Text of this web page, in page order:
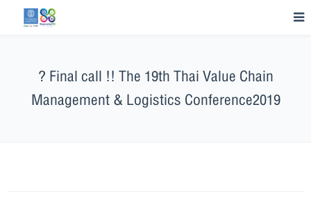
? Final call !! The 19th Thai Value Chain
Management & Logistics Conference2019